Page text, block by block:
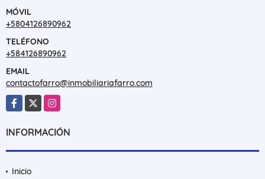
MÓVIL
+5804126890962
TELÉFONO
+584126890962
EMAIL
contactofarro@inmobiliariafarro.com
Facebook
X Instagram
INFORMACIÓN
Inicio